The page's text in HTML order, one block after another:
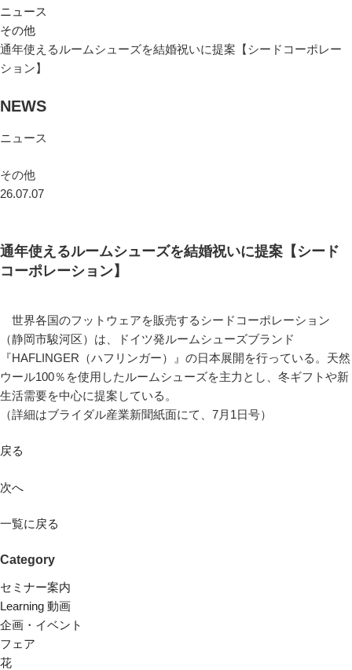
ニュース
その他
通年使えるルームシューズを結婚祝いに提案【シードコーポレー
ション】
NEWS
ニュース
その他
26.07.07
通年使えるルームシューズを結婚祝いに提案【シード
コーポレーション】
世界各国のフットウェアを販売するシードコーポレーション
（静岡市駿河区）は、ドイツ発ルームシューズブランド
『HAFLINGER（ハフリンガー）』の日本展開を行っている。天然
ウール100％を使用したルームシューズを主力とし、冬ギフトや新
生活需要を中心に提案している。
（詳細はブライダル産業新聞紙面にて、7月1日号）
戻る
次へ
一覧に戻る
Category
セミナー案内
Learning 動画
企画・イベント
フェア
花